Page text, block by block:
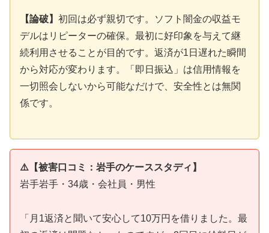
【論破】 初回は必ず親切です。ソフト闇金の収益モ
デルはリピーターの確保。最初に好印象を与えて継
続利用させることが目的です。返済が1日遅れた瞬間
から対応が変わります。「即日振込」は信用情報を
一切照会しないから可能なだけで、安全性とは無関
係です。
⚠️【被害口コミ：岩手のケーススタディ】
岩手岩手・34歳・会社員・男性
「月1返済と聞いて安心して10万円を借りました。最